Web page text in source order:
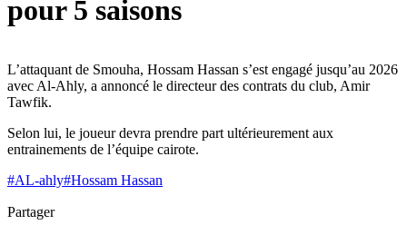
pour 5 saisons
L’attaquant de Smouha, Hossam Hassan s’est engagé jusqu’au 2026
avec Al-Ahly, a annoncé le directeur des contrats du club, Amir
Tawfik.
Selon lui, le joueur devra prendre part ultérieurement aux
entrainements de l’équipe cairote.
#AL-ahly#Hossam Hassan
Partager